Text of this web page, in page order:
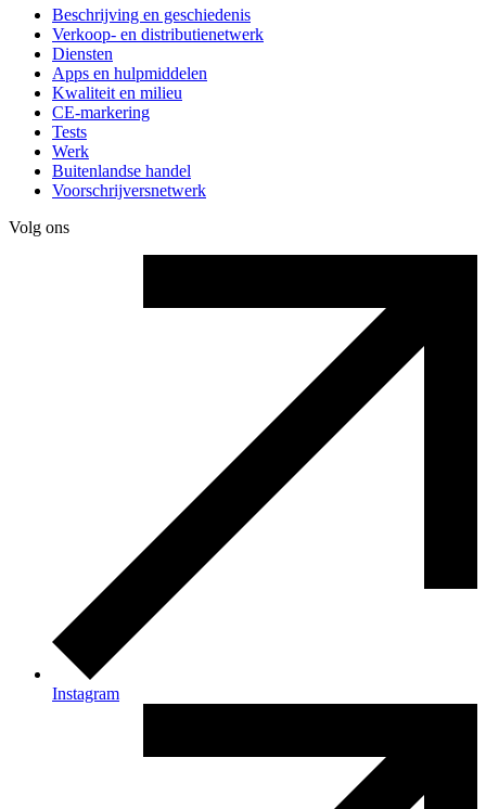
Beschrijving en geschiedenis
Verkoop- en distributienetwerk
Diensten
Apps en hulpmiddelen
Kwaliteit en milieu
CE-markering
Tests
Werk
Buitenlandse handel
Voorschrijversnetwerk
Volg ons
Instagram